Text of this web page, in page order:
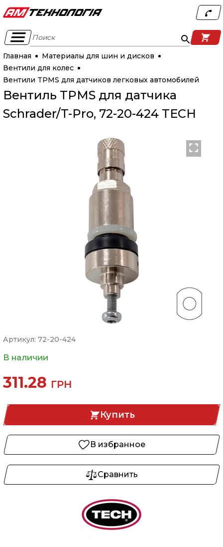
Поиск
Главная
Материалы для шин и дисков
Вентили для колес
Вентили TPMS для датчиков легковых автомобилей
Вентиль TPMS для датчика
Schrader/T-Pro, 72-20-424 TECH
Артикул: 72-20-424
В наличии
311.28 ГРН
Купить
В избранное
Сравнить